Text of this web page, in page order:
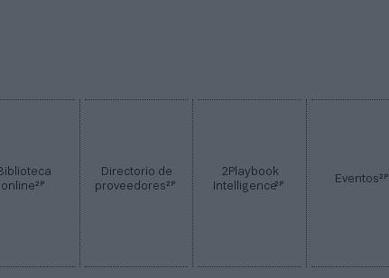
online2P
Directorio de
proveedores2P
2Playbook
Intelligence2P Eventos2P